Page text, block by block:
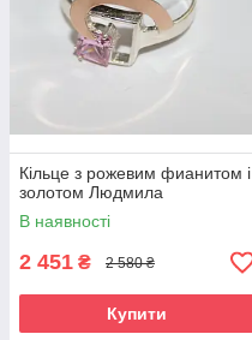
Кільце з рожевим фианитом і
золотом Людмила
В наявності
2 451 ₴ 2 580 ₴
Купити